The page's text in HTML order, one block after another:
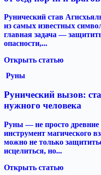
Рунический став
из самых известных
главная задача —
опасности,...
Открыть статью
Руны
Рунический вызов:
нужного человека
Руны — не просто
инструмент магического
можно не только
исцелиться, но...
Открыть статью